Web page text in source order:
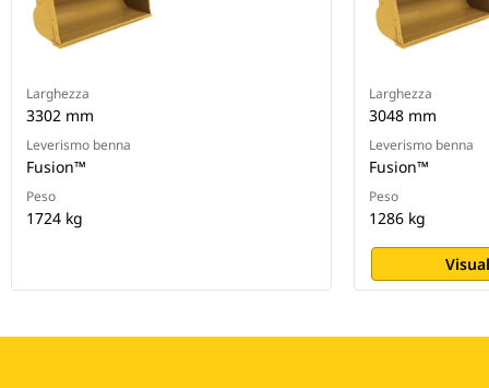
Larghezza
3302 mm
Leverismo benna
Fusion™
Peso
1724 kg
Larghezza
3048 mm
Leverismo benna
Fusion™
Peso
1286 kg